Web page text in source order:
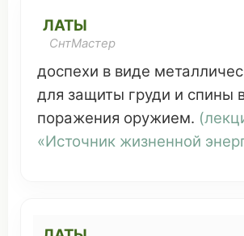
ЛАТЫ
СнтМастер
доспехи в виде
для защиты груди и спины
поражения оружием.
«Источник жизненной